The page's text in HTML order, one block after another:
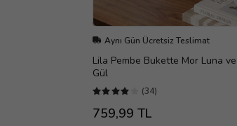
Aynı Gün Ücretsiz Teslimat
Lila Pembe Bukette Mor Luna
Gül
(34)
759,99 TL